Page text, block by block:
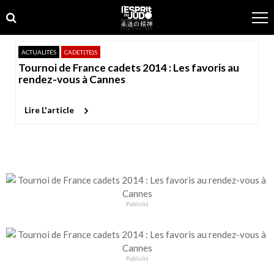
to
navigation
to
content
ACTUALITÉS CADET(TE)S
Tournoi de France cadets 2014 : Les favoris au
rendez-vous à Cannes
Lire L'article
Publicité
Publicité